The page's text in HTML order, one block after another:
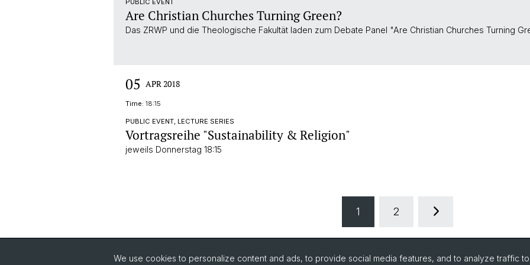
PUBLIC EVENT
Are Christian Churches Turning Green?
Das ZRWP und die Theologische Fakultät laden zum Debate Panel "Are Christian Churches Turning
05 APR 2018
Time: 18:15
PUBLIC EVENT, LECTURE SERIES
Vortragsreihe "Sustainability & Religion"
jeweils Donnerstag 18:15
1 2
We use cookies to personalize content and ads, to provide social media features, and to analyze traffic